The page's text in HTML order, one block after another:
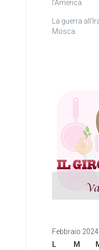
l’America
La guerra
Mosca
Febbraio 2024
L
M